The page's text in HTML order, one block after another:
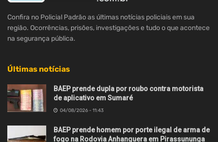
Confira no Policial Padrão as últimas notícias policiais em sua
região. Ocorrências, prisões, investigações e tudo o que acontece
na segurança pública.
Últimas notícias
BAEP prende dupla por roubo contra motorista
de aplicativo em Sumaré
04/08/2026 - 11:43
BAEP prende homem por porte ilegal de arma de
fogo na Rodovia Anhanguera em Pirassununga